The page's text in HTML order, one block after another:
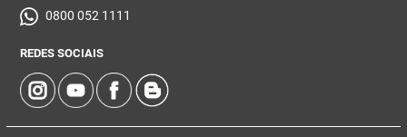
0800 052 1111
REDES SOCIAIS